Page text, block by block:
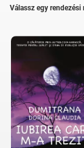
Válassz egy rendezési